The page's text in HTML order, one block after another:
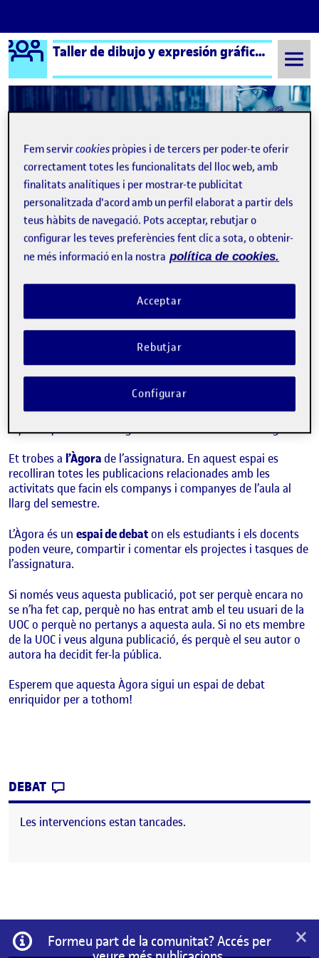
Saltar al contingut
Logo Ágora Taller de dibujo y expresión gráfica aula 2
Navegació d'entradesSegüent
Publicat perBenvinguts i benvingudes!
Data de publicació8 setembre, 2021 11:10 pm
Aquesta publicació s’ha generat automàticament a l’Àgora.
Et trobes a l’Àgora de l’assignatura. En aquest espai es
recolliran totes les publicacions relacionades amb les
activitats que facin els companys i companyes de l’aula al
llarg del semestre.
L’Àgora és un espai de debaton els estudiants i els docents
poden veure, compartir i comentar els projectes i tasques de
l’assignatura.
Si només veus aquesta publicació, pot ser perquè encara no
se n’ha fet cap, perquè no has entrat amb el teu usuari de la
UOC o perquè no pertanys a aquesta aula. Si no ets membre
de la UOC i veus alguna publicació, és perquè el seu autor o
autora ha decidit fer-la pública.
Esperem que aquesta Àgora sigui un espai de debat
enriquidor per a tothom!
DEBAT
Les intervencions estan tancades.
Informació
Formeu part de la comunitat? Accés per
×
Fem servircookies pròpies i de tercers per poder-te oferir
correctament totes les funcionalitats del lloc web, amb
finalitats analítiques i per mostrar-te publicitat
personalitzada d'acord amb un perfil elaborat a partir dels
teus hàbits de navegació. Pots acceptar, rebutjar o
configurar les teves preferències fent clic a sota, o obtenir-
ne més informació en la nostra política de cookies.
Rebutjar
Acceptar
Configurar